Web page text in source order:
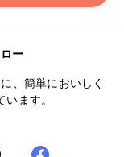
ー
、簡単においしく
ます。